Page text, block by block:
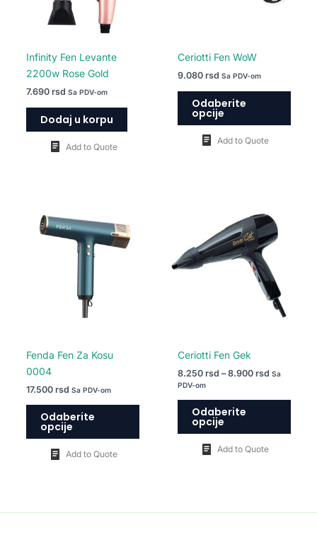
Infinity Fen Levante
2200w Rose Gold
7.690 rsd Sa PDV-om
Dodaj u korpu
Add to Quote
Ceriotti Fen WoW
9.080 rsd Sa PDV-om
Odaberite
opcije
Add to Quote
Fenda Fen Za Kosu
0004
17.500 rsd Sa PDV-om
Odaberite
opcije
varijanti.
proizvoda.
Add to Quote
Ceriotti Fen Gek
8.250 rsd – 8.900 rsd
od
8.250 rsd
do
Sa
PDV-om
Odaberite
opcije
Add to Quote